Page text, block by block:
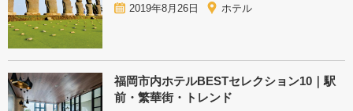
2019年8月26日 ホテル
福岡市内ホテルBESTセレクション10｜駅
前・繁華街・トレンド